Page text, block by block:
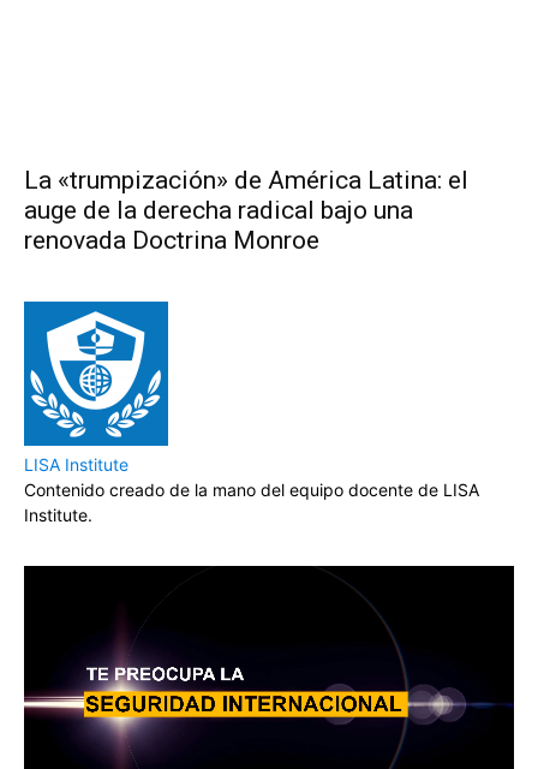
La «trumpización» de América Latina: el
auge de la derecha radical bajo una
renovada Doctrina Monroe
LISA Institute
Contenido creado de la mano del equipo docente de LISA
Institute.